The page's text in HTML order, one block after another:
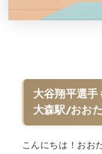
大谷翔平選手
大森駅/おお
こんにちは！おお